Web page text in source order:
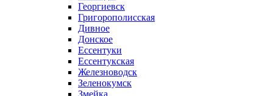
Георгиевск
Григорополисская
Дивное
Донское
Ессентуки
Ессентукская
Железноводск
Зеленокумск
Змейка